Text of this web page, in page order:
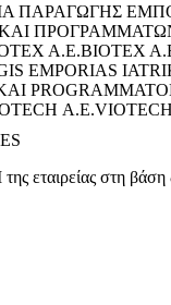
ΠΑΡΑΓΩΓΗΣ
Α.Ε.ΒΙΟΤΕΧ
EMPORIAS
Α.Ε.
εταιρείας στη